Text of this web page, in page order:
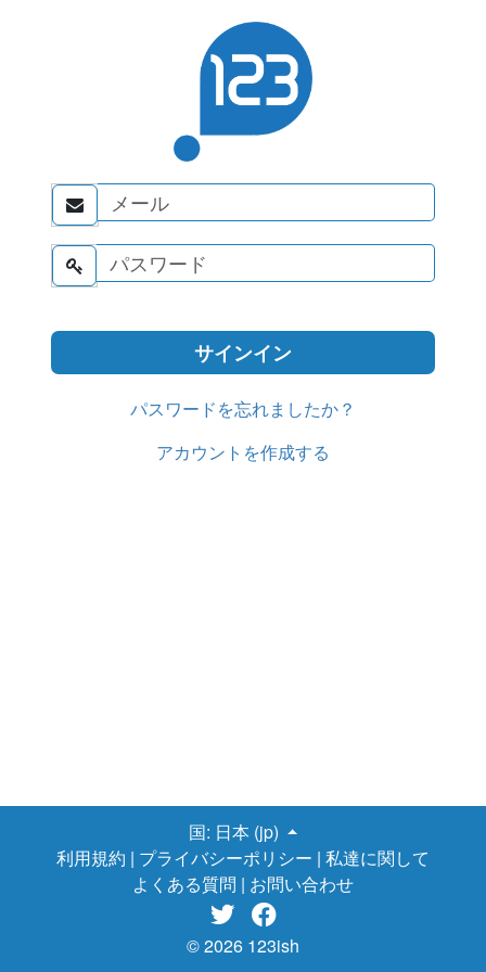


パスワードを忘れましたか？
アカウントを作成する
国: 日本 (jp)
利用規約 | プライバシーポリシー | 私達に関して
よくある質問 | お問い合わせ
 
© 2026 123ish